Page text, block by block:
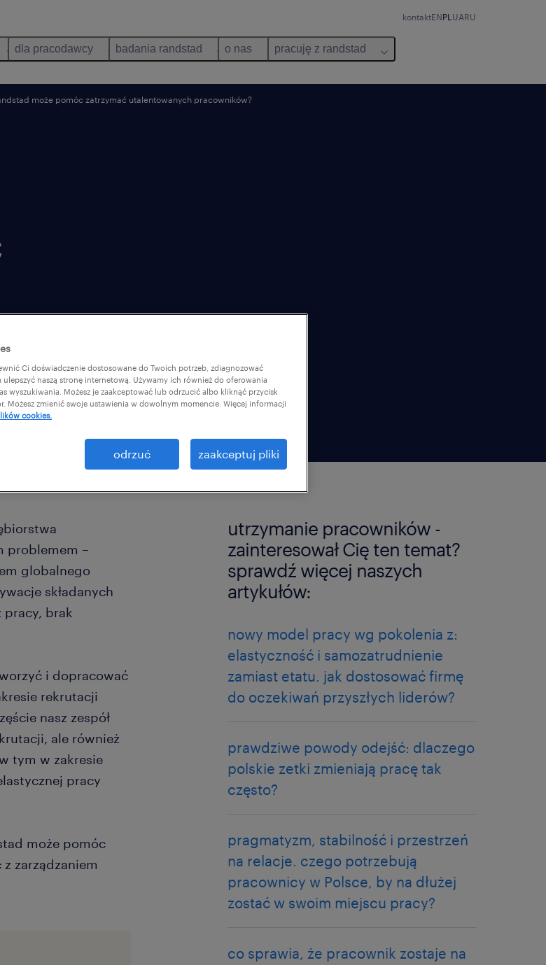
kontaktENPL UARU
dla pracodawcy badania randstad o nas pracuję z randstad
może pomóc zatrzymać utalentowanych pracowników?
problemem –
globalnego
składanych
pracy, brak
i dopracować
rekrutacji
nasz zespół
ale również
tym w zakresie
pracy
może pomóc
zarządzaniem
utrzymanie pracowników -
zainteresował Cię ten temat?
sprawdź więcej naszych
artykułów:
nowy model pracy wg pokolenia z:
elastyczność i samozatrudnienie
zamiast etatu. jak dostosować firmę
do oczekiwań przyszłych liderów?
prawdziwe powody odejść: dlaczego
polskie zetki zmieniają pracę tak
często?
pragmatyzm, stabilność i przestrzeń
na relacje. czego potrzebują
pracownicy w Polsce, by na dłużej
zostać w swoim miejscu pracy?
co sprawia, że pracownik zostaje na
Ci doświadczenie dostosowane do Twoich potrzeb, zdiagnozować
naszą stronę internetową. Używamy ich również do oferowania
wyszukiwania. Możesz je zaakceptować lub odrzucić albo kliknąć przycisk
Możesz zmienić swoje ustawienia w dowolnym momencie. Więcej informacji
cookies.
odrzuć zaakceptuj pliki